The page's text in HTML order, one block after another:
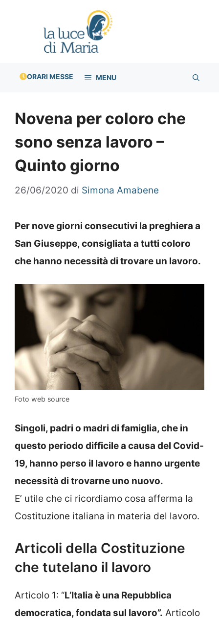
ORARI MESSE MENU
Novena per coloro che
sono senza lavoro –
Quinto giorno
26/06/2020 di Simona Amabene
Per nove giorni consecutivi la preghiera a
San Giuseppe, consigliata a tutti coloro
che hanno necessità di trovare un lavoro.
Foto web source
Singoli, padri o madri di famiglia, che in
questo periodo difficile a causa del Covid-
19, hanno perso il lavoro e hanno urgente
necessità di trovarne uno nuovo.
E’ utile che ci ricordiamo cosa afferma la
Costituzione italiana in materia del lavoro.
Articoli della Costituzione
che tutelano il lavoro
Articolo 1: “L’Italia è una Repubblica
democratica, fondata sul lavoro”. Articolo